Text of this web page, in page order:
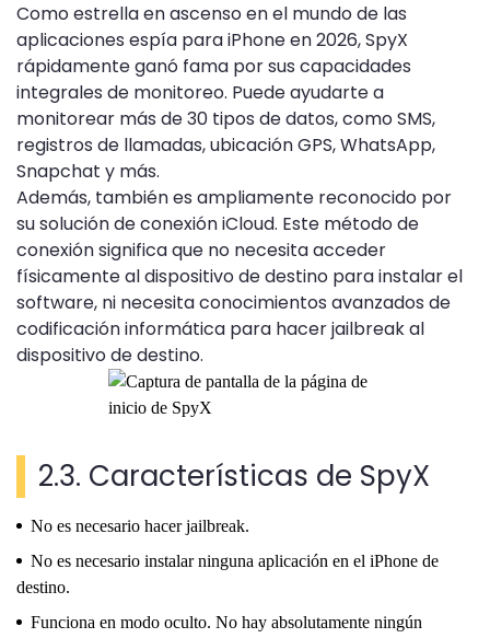
Como estrella en ascenso en el mundo de las
aplicaciones espía para iPhone en 2026, SpyX
rápidamente ganó fama por sus capacidades
integrales de monitoreo. Puede ayudarte a
monitorear más de 30 tipos de datos, como SMS,
registros de llamadas, ubicación GPS, WhatsApp,
Snapchat y más.
Además, también es ampliamente reconocido por
su solución de conexión iCloud. Este método de
conexión significa que no necesita acceder
físicamente al dispositivo de destino para instalar el
software, ni necesita conocimientos avanzados de
codificación informática para hacer jailbreak al
dispositivo de destino.
2.3. Características de SpyX
No es necesario hacer jailbreak.
No es necesario instalar ninguna aplicación en el iPhone de
destino.
Funciona en modo oculto. No hay absolutamente ningún